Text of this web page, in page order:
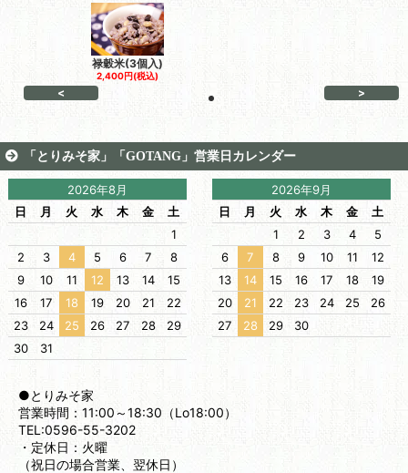
禄穀米(3個入)
2,400円(税込)
< >
「とりみそ家」「GOTANG」営業日カレンダー
2026年8月
日
月 火 水 木 金
土
1
2
3 4 5 6 7
8
9
10 11 12 13 14
15
16
17 18 19 20 21
22
23
24 25 26 27 28
29
30
31
2026年9月
日
月 火 水 木 金
土
1
2 3 4
5
6
7 8 9 10 11
12
13
14 15 16 17 18
19
20
21 22 23 24 25
26
27
28 29 30
●とりみそ家
営業時間：11:00～18:30（Lo18:00）
TEL:0596-55-3202
・定休日：火曜
（祝日の場合営業、翌休日）